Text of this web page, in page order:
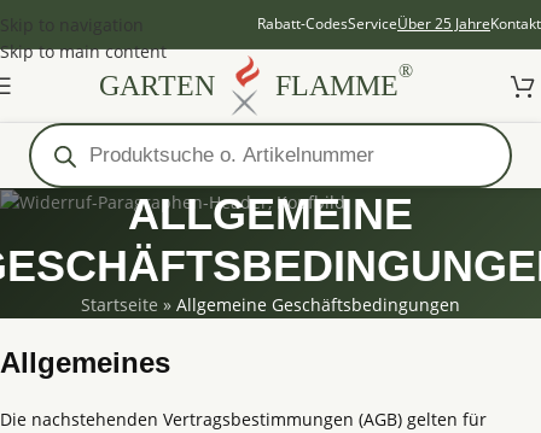
Skip to navigation
Skip to main content
Rabatt-CodesServiceÜber 25 JahreKontakt
GARTEN FLAMME®
ALLGEMEINE
Startseite » Allgemeine Geschäftsbedingungen
Allgemeines
Die nachstehenden Vertragsbestimmungen (AGB) gelten für